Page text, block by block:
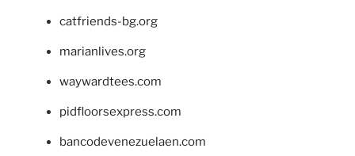
catfriends-bg.org
marianlives.org
waywardtees.com
pidfloorsexpress.com
bancodevenezuelaen.com